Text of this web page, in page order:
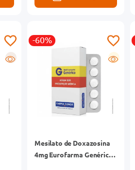
R
-60%
G
Mesilato de Doxazosina
4mg Eurofarma Genérico